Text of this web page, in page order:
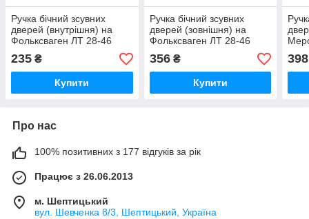
Ручка бічний зсувних
дверей (внутрішня) на
Фольксваген ЛТ 28-46
9017601361/MG
235 ₴
Купити
Ручка бічний зсувних
дверей (зовнішня) на
Фольксваген ЛТ 28-46
(Іспанія) 305013.
356₴
Купити
398
Про нас
100% позитивних з 177 відгуків за рік
Працює з 26.06.2013
м. Шептицький
вул. Шевченка 8/3, Шептицький, Україна